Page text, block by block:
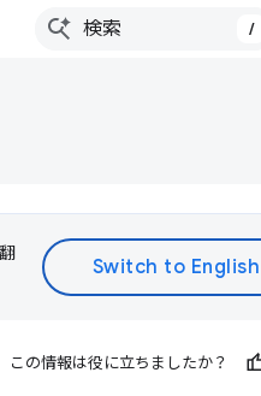
/
この情報は役に立ちましたか？